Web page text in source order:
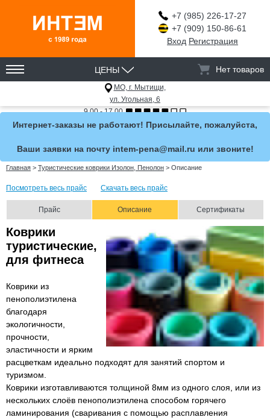
+7 (985) 226-17-27
+7 (909) 150-86-61
Вход Регистрация
ЦЕНЫ Нет товаров
МО, г. Мытищи,
ул. Угольная, 6
9.00 - 17.00
Интернет-заказы не работают! Присылайте, пожалуйста,
Ваши заявки на почту intem-pena@mail.ru или звоните!
Главная > Туристические коврики Изолон, Пенолон > Описание
Посмотреть весь прайс Скачать весь прайс
Прайс Описание Сертификаты
Коврики
туристические,
для фитнеса
Коврики из
пенополиэтилена
благодаря
экологичности,
прочности,
эластичности и ярким
расцветкам идеально подходят для занятий спортом и
туризмом.
Коврики изготавливаются толщиной 8мм из одного слоя, или из
нескольких слоёв пенополиэтилена способом горячего
ламинирования (сваривания с помощью расплавления